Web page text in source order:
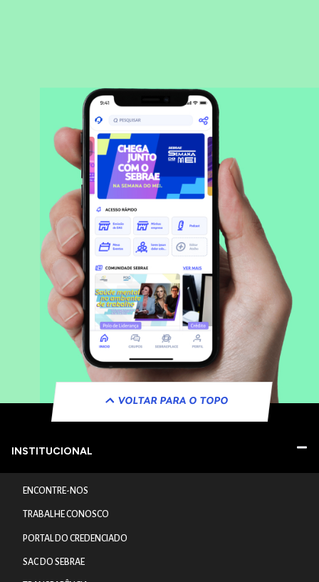
VOLTAR PARA O TOPO
INSTITUCIONAL
ENCONTRE-NOS
TRABALHE CONOSCO
PORTAL DO CREDENCIADO
SAC DO SEBRAE